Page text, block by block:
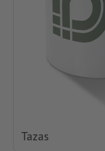
Tazas